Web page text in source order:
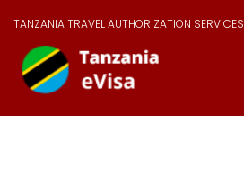
TANZANIA TRAVEL AUTHORIZATION SERVICES